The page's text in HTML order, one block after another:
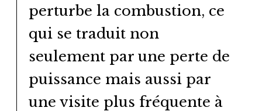
perturbe la combustion, ce
qui se traduit non
seulement par une perte de
puissance mais aussi par
une visite plus fréquente à